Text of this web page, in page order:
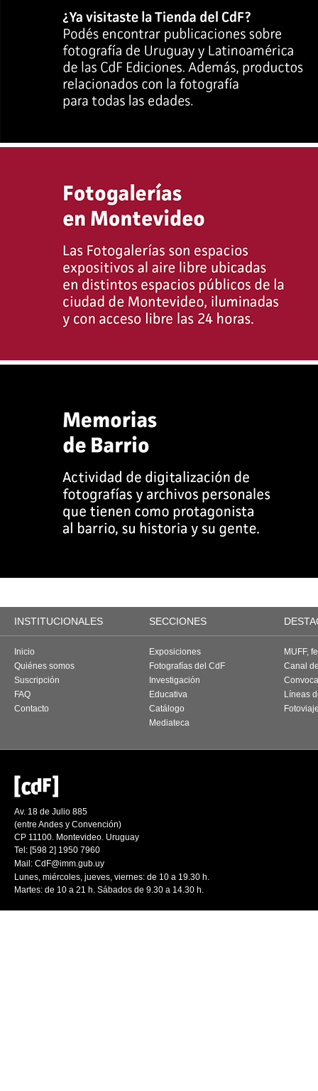
INSTITUCIONALES SECCIONES
Inicio
Quiénes somos
Suscripción
FAQ
Contacto
Exposiciones
Fotografías del CdF
Investigación
Educativa
Catálogo
Mediateca
MUFF,
Canal
Líneas
Av. 18 de Julio 885
(entre Andes y Convención)
CP 11100. Montevideo. Uruguay
Tel: [598 2] 1950 7960
Mail: CdF@imm.gub.uy
Lunes, miércoles, jueves, viernes: de 10 a 19.30 h.
Martes: de 10 a 21 h. Sábados de 9.30 a 14.30 h.